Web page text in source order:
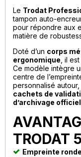
Le Trodat
tampon auto-
pour répondre aux
matière de
Doté d’un corps
ergonomique , il
Ce modèle intègre
centre de
personnalisé
cachets de
d’archivage officiel
TRODAT
Empreinte